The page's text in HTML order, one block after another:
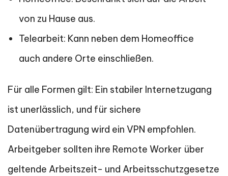
von zu Hause aus.
Telearbeit: Kann neben dem Homeoffice
auch andere Orte einschließen.
Für alle Formen gilt: Ein stabiler Internetzugang
ist unerlässlich, und für sichere
Datenübertragung wird ein VPN empfohlen.
Arbeitgeber sollten ihre Remote Worker über
geltende Arbeitszeit- und Arbeitsschutzgesetze